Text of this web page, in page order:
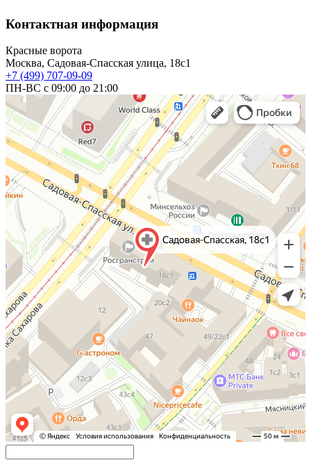
Контактная информация
Красные ворота
Москва, Садовая-Спасская улица, 18с1
+7 (499) 707-09-09
ПН-ВС с 09:00 до 21:00